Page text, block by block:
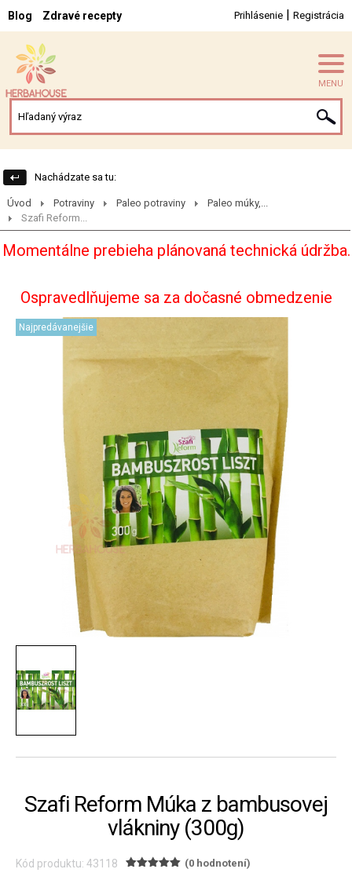
Blog Zdravé recepty Prihlásenie | Registrácia
MENU
Nachádzate sa tu:
Úvod Potraviny Paleo potraviny
Paleo múky,...
Szafi Reform...
Momentálne prebieha plánovaná technická údržba.
Ospravedlňujeme sa za dočasné obmedzenie
Najpredávanejšie
Szafi Reform Múka z bambusovej
vlákniny (300g)
Kód produktu: 43118 (0 hodnotení)